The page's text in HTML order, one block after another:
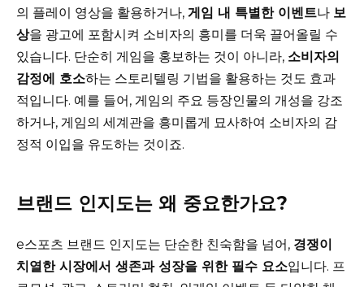
의 플레이 영상을 활용하거나, 게임 내 특별한 이벤트나 보
상을 광고에 포함시켜 소비자의 흥미를 더욱 끌어올릴 수
있습니다. 단순히 게임을 홍보하는 것이 아니라, 소비자의
감정에 호소하는 스토리텔링 기법을 활용하는 것도 효과
적입니다. 예를 들어, 게임의 주요 등장인물의 개성을 강조
하거나, 게임의 세계관을 흥미롭게 묘사하여 소비자의 감
정적 이입을 유도하는 것이죠.
브랜드 인지도는 왜 중요한가요?
e스포츠 브랜드 인지도는 단순한 친숙함을 넘어, 경쟁이
치열한 시장에서 생존과 성장을 위한 필수 요소입니다. 프